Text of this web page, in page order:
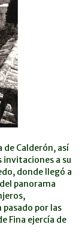
Calderón, así
invitaciones a su
donde llegó a
panorama
por las
Fina ejercía de